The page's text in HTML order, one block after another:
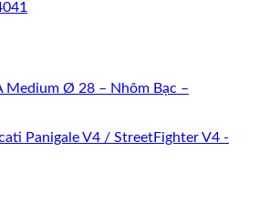
Medium Ø 28 – Nhôm Bạc –